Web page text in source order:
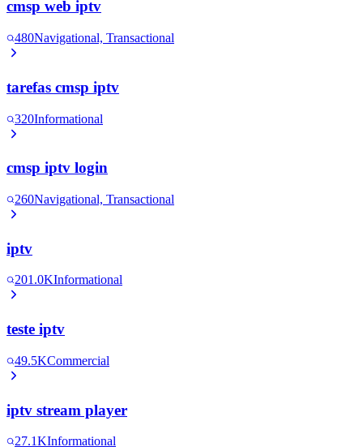
cmsp web iptv
480Navigational, Transactional
tarefas cmsp iptv
320Informational
cmsp iptv login
260Navigational, Transactional
iptv
201.0KInformational
teste iptv
49.5KCommercial
iptv stream player
27.1KInformational